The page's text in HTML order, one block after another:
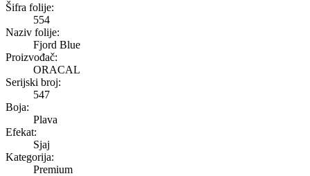
Fjord Blue
Šifra folije:
554
Naziv folije:
Fjord Blue
Proizvođač:
ORACAL
Serijski broj:
547
Boja:
Plava
Efekat:
Sjaj
Kategorija:
Premium